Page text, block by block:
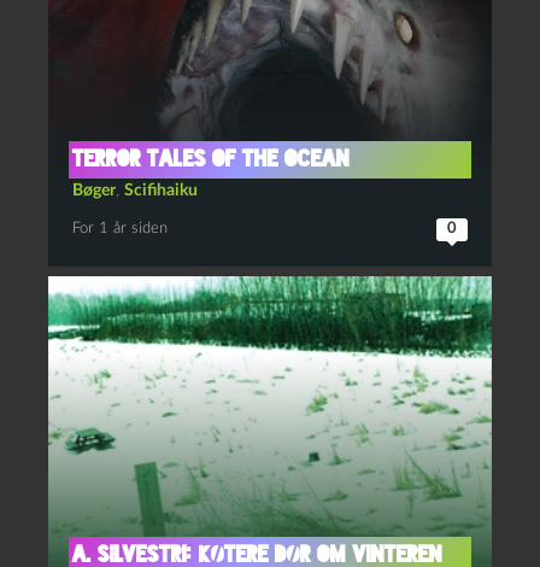
Terror Tales of the Ocean
Bøger, Scifihaiku
For 1 år siden 0
A. Silvestri: Køtere dør om vinteren